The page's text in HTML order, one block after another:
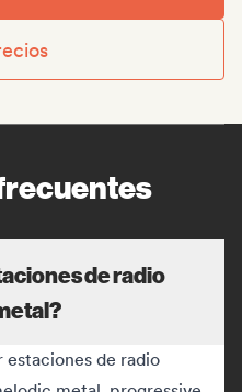
de radio
estaciones de radio